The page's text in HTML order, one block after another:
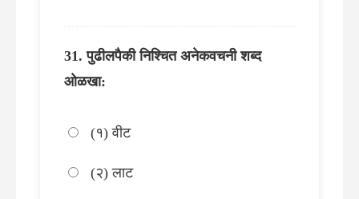
पुढीलपैकी निश्चित अनेकवचनी शब्द
ओळखा:
(१) वीट
(२) लाट